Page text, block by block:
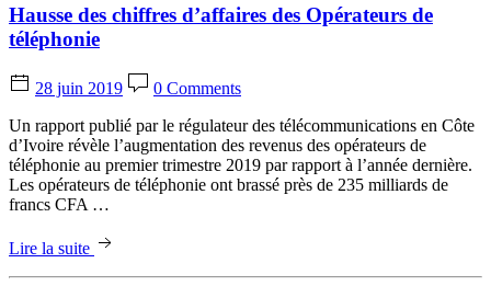
Hausse des chiffres d’affaires des Opérateurs de
téléphonie
28 juin 2019
0 Comments
Un rapport publié par le régulateur des télécommunications en Côte
d’Ivoire révèle l’augmentation des revenus des opérateurs de
téléphonie au premier trimestre 2019 par rapport à l’année dernière.
Les opérateurs de téléphonie ont brassé près de 235 milliards de
francs CFA …
Lire la suite